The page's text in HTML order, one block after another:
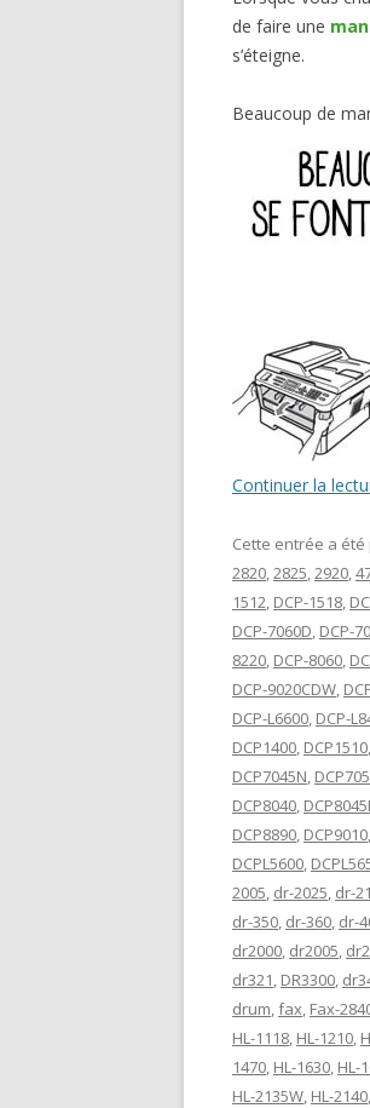
de faire une
s’éteigne.
Beaucoup de
Continuer la
Cette entrée a
2820,2825,2920,
1512, DCP-1518,
DCP-7060D, DCP-
8220, DCP-8060,
DCP-9020CDW,
DCP-L6600, DCP-
DCP1400, DCP1510,
DCP7045N,
DCP8040,
DCP8890, DCP9010,
DCPL5600,
2005, dr-2025, dr-
dr-350, dr-360, dr-
dr2000, dr2005,
dr321, DR3300,
drum,fax, Fax-
HL-1118, HL-1210,
1470, HL-1630, HL-
HL-2135W, HL-2140,